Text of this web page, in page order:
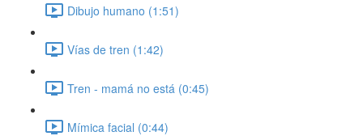
Dibujo humano (1:51)
Vías de tren (1:42)
Tren - mamá no está (0:45)
Mímica facial (0:44)